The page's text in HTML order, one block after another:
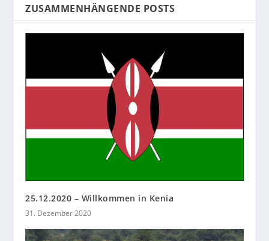
ZUSAMMENHÄNGENDE POSTS
25.12.2020 – Willkommen in Kenia
31. Dezember 2020